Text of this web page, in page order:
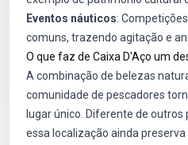
Eventos náuticos:
comuns, trazendo agitação e
O que faz de Caixa D'Aço um
A combinação de belezas
comunidade de pescadores
lugar único. Diferente de
essa localização ainda